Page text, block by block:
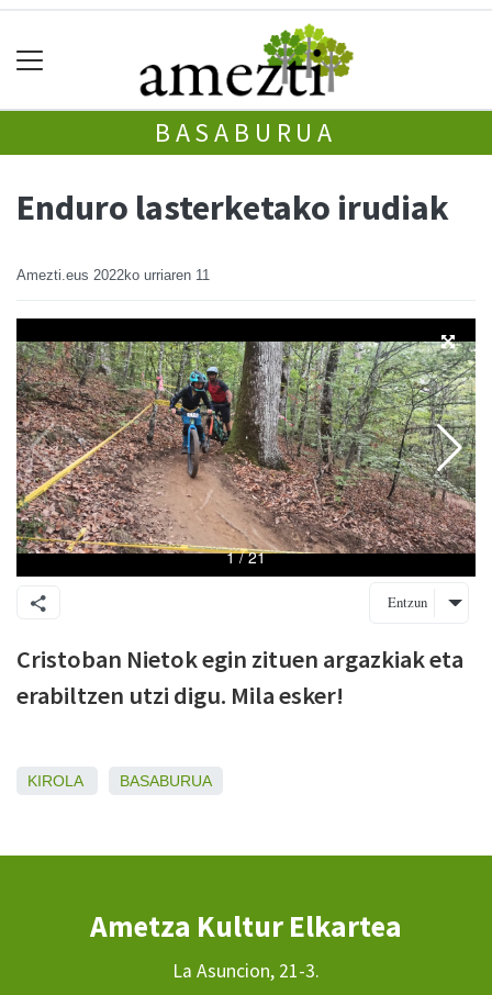
BASABURUA
Enduro lasterketako irudiak
Amezti.eus 2022ko urriaren 11
Entzun
Cristoban Nietok egin zituen argazkiak eta
erabiltzen utzi digu. Mila esker!
KIROLA BASABURUA
Ametza Kultur Elkartea
La Asuncion, 21-3.